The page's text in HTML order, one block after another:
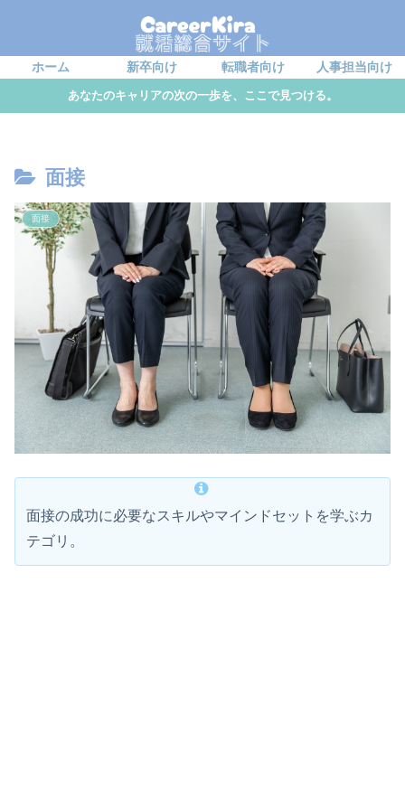
ホーム 新卒向け 転職者向け 人事担当向け
あなたのキャリアの次の一歩を、ここで見つける。
面接
面接
面接の成功に必要なスキルやマインドセットを学ぶカ
テゴリ。